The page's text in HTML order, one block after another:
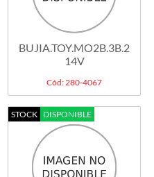
BUJIA.TOY.MO2B.3B.2H.2J
14V
Cód: 280-4067
STOCK DISPONIBLE